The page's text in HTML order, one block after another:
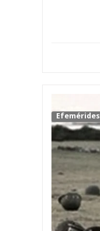
Efemérides